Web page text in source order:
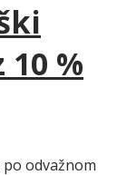
%
odvažnom